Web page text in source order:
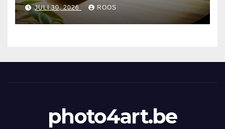
JULI 30, 2026 ROOS
photo4art.be